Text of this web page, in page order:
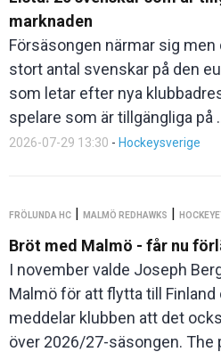
marknaden
Försäsongen närmar sig
stort antal svenskar på den
som letar efter nya
spelare som är tillgängliga på
2026-07-29 13:30 - Hockeysverige
FRÖLUNDA HC | MALMÖ REDHAWKS |
Bröt med Malmö - får nu
I november valde Joseph
Malmö för att flytta till Finland
meddelar klubben att det
över 2026/27-säsongen. The